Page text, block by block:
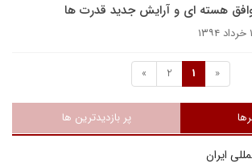
هسته ای و آرایش جدید قدرت ها
«
1
2
»
پر بازدیدترین ها
ایران